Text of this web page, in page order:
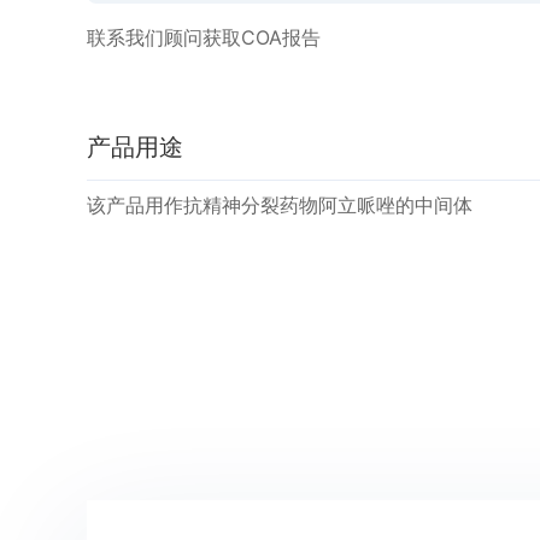
联系我们顾问获取COA报告
产品用途
该产品用作抗精神分裂药物阿立哌唑的中间体